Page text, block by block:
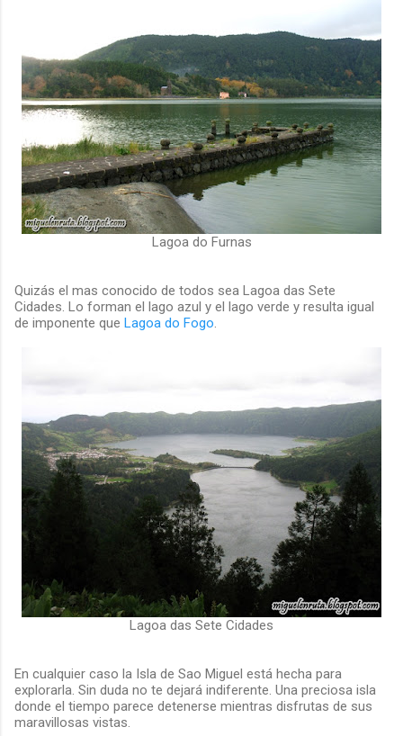
Lagoa do Furnas
Quizás el mas conocido de todos sea Lagoa das Sete
Cidades. Lo forman el lago azul y el lago verde y resulta igual
de imponente que Lagoa do Fogo
Lagoa das Sete Cidades
En cualquier caso la Isla de Sao Miguel está hecha para
explorarla. Sin duda no te dejará indiferente. Una preciosa isla
donde el tiempo parece detenerse mientras disfrutas de sus
maravillosas vistas.